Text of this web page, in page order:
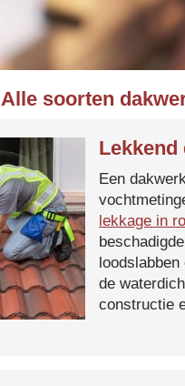
Alle soorten
Lekkend
Een
lekkage in
de
constructie